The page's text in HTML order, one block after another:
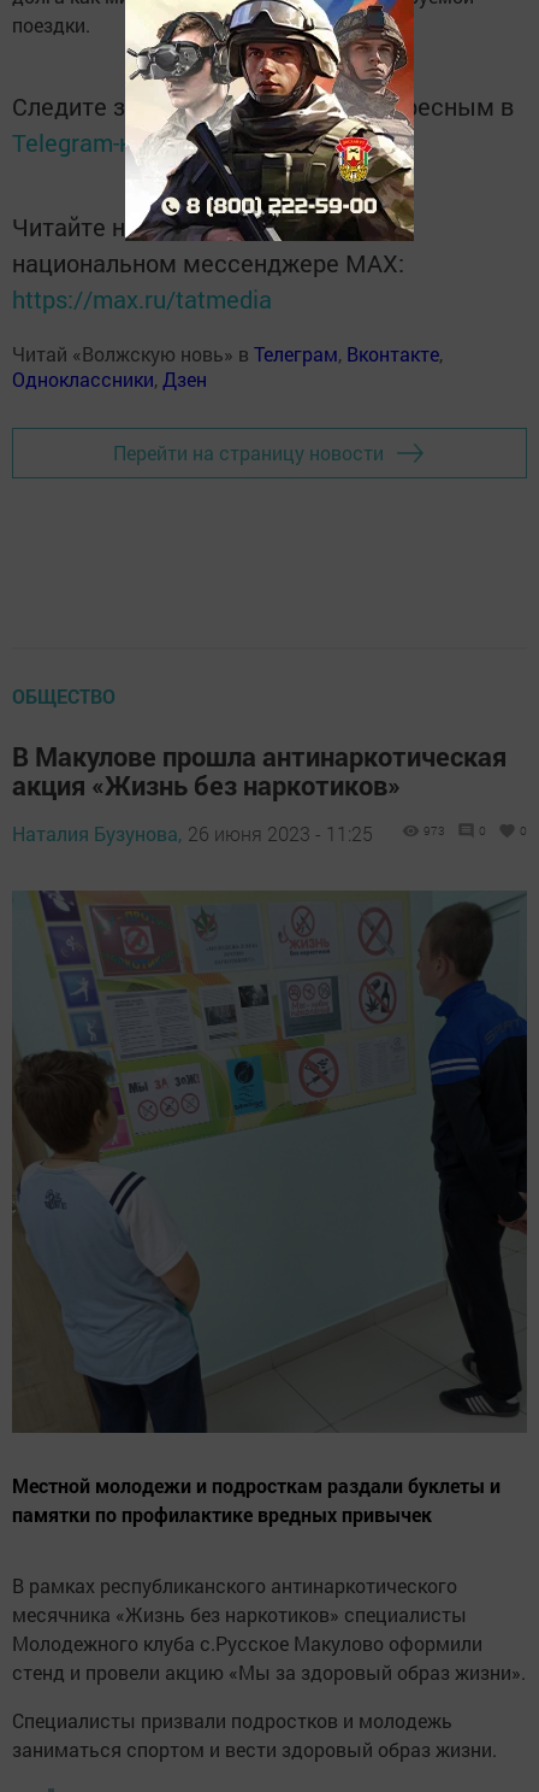
поездки.
Следите за самым важным и интересным в
Telegram-каналеТатмедиа
Читайте новости Татарстана в
национальном мессенджере MАХ:
https://max.ru/tatmedia
Читай «Волжскую новь» в Телеграм, Вконтакте,
Одноклассники, Дзен
Перейти на страницу новости
ОБЩЕСТВО
В Макулове прошла антинаркотическая
акция «Жизнь без наркотиков»
Наталия Бузунова, 26 июня 2023 - 11:25 973 0 0
Местной молодежи и подросткам раздали буклеты и
памятки по профилактике вредных привычек
В рамках республиканского антинаркотического
месячника «Жизнь без наркотиков» специалисты
Молодежного клуба с.Русское Макулово оформили
стенд и провели акцию «Мы за здоровый образ жизни».
Специалисты призвали подростков и молодежь
заниматься спортом и вести здоровый образ жизни.